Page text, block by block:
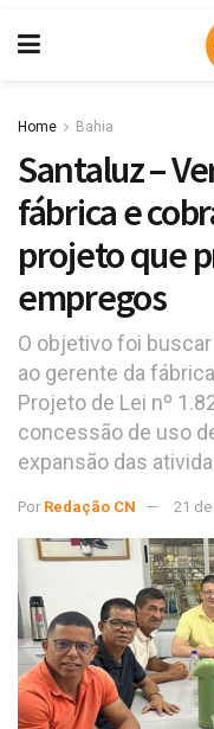
Home Bahia
Santaluz –
fábrica e
projeto que
empregos
O objetivo foi
ao gerente da
Projeto de Lei nº
concessão de uso
expansão das
Por Redação CN 21